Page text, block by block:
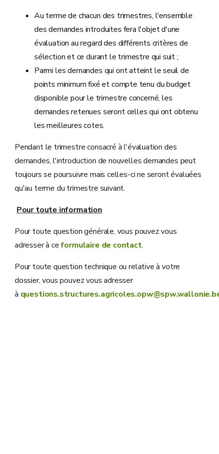
Au terme de chacun des trimestres, l'ensemble
des demandes introduites fera l'objet d'une
évaluation au regard des différents critères de
sélection et ce durant le trimestre qui suit ;
Parmi les demandes qui ont atteint le seuil de
points minimum fixé et compte tenu du budget
disponible pour le trimestre concerné, les
demandes retenues seront celles qui ont obtenu
les meilleures cotes.
Pendant le trimestre consacré à l'évaluation des
demandes, l'introduction de nouvelles demandes peut
toujours se poursuivre mais celles-ci ne seront évaluées
qu'au terme du trimestre suivant.
Pour toute information
Pour toute question générale, vous pouvez vous
adresser à ceformulaire de contact.
Pour toute question technique ou relative à votre
dossier, vous pouvez vous adresser
à